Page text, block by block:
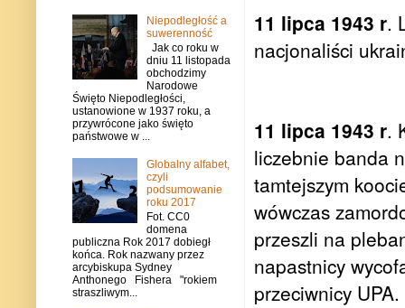
11 lipca 1943 r.
nacjonaliści
11 lipca 1943 r.
liczebnie banda
tamtejszym
wówczas
przeszli na
napastnicy
przeciwnicy UPA.
Niepodległość a
suwerenność
Jak co roku w
dniu 11 listopada
obchodzimy
Narodowe
Święto Niepodległości,
ustanowione w 1937 roku, a
przywrócone jako święto
państwowe w ...
Globalny alfabet,
czyli
podsumowanie
roku 2017
Fot. CC0
domena
publiczna Rok 2017 dobiegł
końca. Rok nazwany przez
arcybiskupa Sydney
Anthonego Fishera "rokiem
straszliwym...